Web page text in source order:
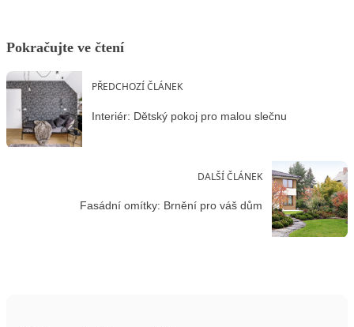
Pokračujte ve čtení
PŘEDCHOZÍ ČLÁNEK
Interiér: Dětský pokoj pro malou slečnu
DALŠÍ ČLÁNEK
Fasádní omítky: Brnění pro váš dům